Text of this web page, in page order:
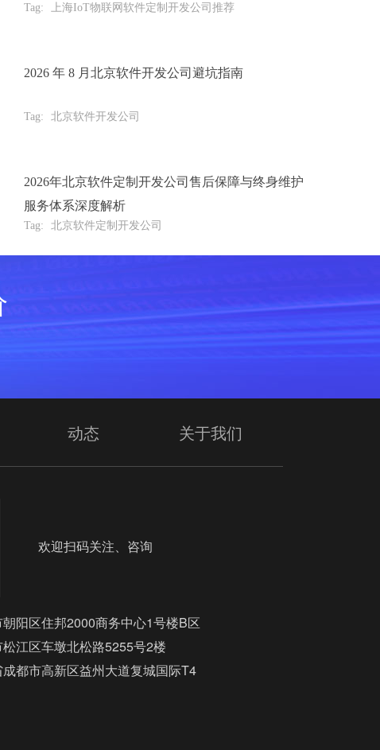
Tag: 上海IoT物联网软件定制开发公司推荐
2026 年 8 月北京软件开发公司避坑指南
Tag: 北京软件开发公司
2026年北京软件定制开发公司售后保障与终身维护
服务体系深度解析
Tag: 北京软件定制开发公司
动态 关于我们
欢迎扫码关注、咨询
阳区住邦2000商务中心1号楼B区
江区车墩北松路5255号2楼
都市高新区益州大道复城国际T4